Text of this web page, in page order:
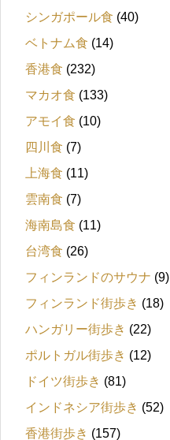
シンガポール食 (40)
ベトナム食 (14)
香港食 (232)
マカオ食 (133)
アモイ食 (10)
四川食 (7)
上海食 (11)
雲南食 (7)
海南島食 (11)
台湾食 (26)
フィンランドのサウナ (9)
フィンランド街歩き (18)
ハンガリー街歩き (22)
ポルトガル街歩き (12)
ドイツ街歩き (81)
インドネシア街歩き (52)
香港街歩き (157)